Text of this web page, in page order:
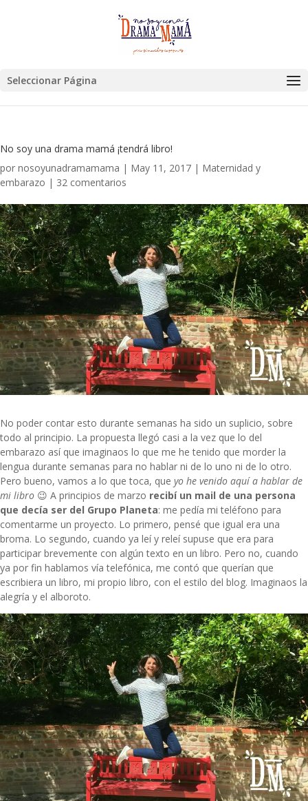
Seleccionar Página
No soy una drama mamá ¡tendrá libro!
por nosoyunadramamama | May 11, 2017 | Maternidad y
embarazo | 32 comentarios
No poder contar esto durante semanas ha sido un suplicio, sobre
todo al principio. La propuesta llegó casi a la vez que lo del
embarazo así que imaginaos lo que me he tenido que morder la
lengua durante semanas para no hablar ni de lo uno ni de lo otro.
Pero bueno, vamos a lo que toca, que yo he venido aquí a hablar de
mi libro 😉 A principios de marzo recibí un mail de una persona
que decía ser del Grupo Planeta: me pedía mi teléfono para
comentarme un proyecto. Lo primero, pensé que igual era una
broma. Lo segundo, cuando ya leí y releí supuse que era para
participar brevemente con algún texto en un libro. Pero no, cuando
ya por fin hablamos vía telefónica, me contó que querían que
escribiera un libro, mi propio libro, con el estilo del blog. Imaginaos la
alegría y el alboroto.